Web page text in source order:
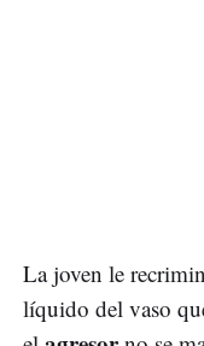
La joven le
líquido del vaso